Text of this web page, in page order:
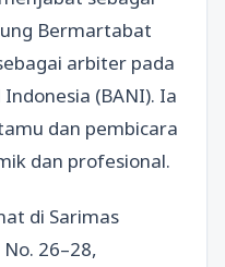
Bermartabat
arbiter pada
(BANI). Ia
dan pembicara
dan profesional.
di Sarimas
No. 26–28,